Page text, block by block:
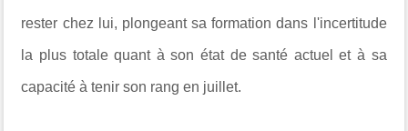
rester chez lui, plongeant sa formation dans l'incertitude
la plus totale quant à son état de santé actuel et à sa
capacité à tenir son rang en juillet.